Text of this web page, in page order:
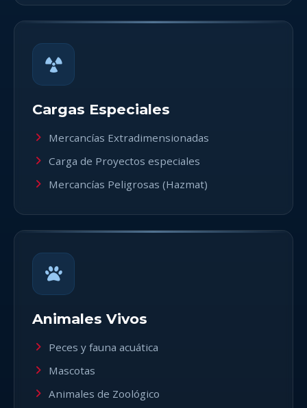
Cargas Especiales
Mercancías Extradimensionadas
Carga de Proyectos especiales
Mercancías Peligrosas (Hazmat)
Animales Vivos
Peces y fauna acuática
Mascotas
Animales de Zoológico